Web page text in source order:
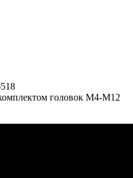
головок М4-М12